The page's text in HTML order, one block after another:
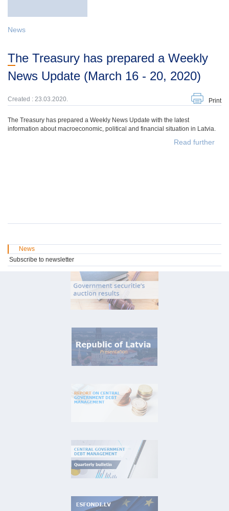
News
The Treasury has prepared a Weekly
News Update (March 16 - 20, 2020)
Created : 23.03.2020. Print
The Treasury has prepared a Weekly News Update with the latest
information about macroeconomic, political and financial situation in Latvia.
Read further
News
Subscribe to newsletter